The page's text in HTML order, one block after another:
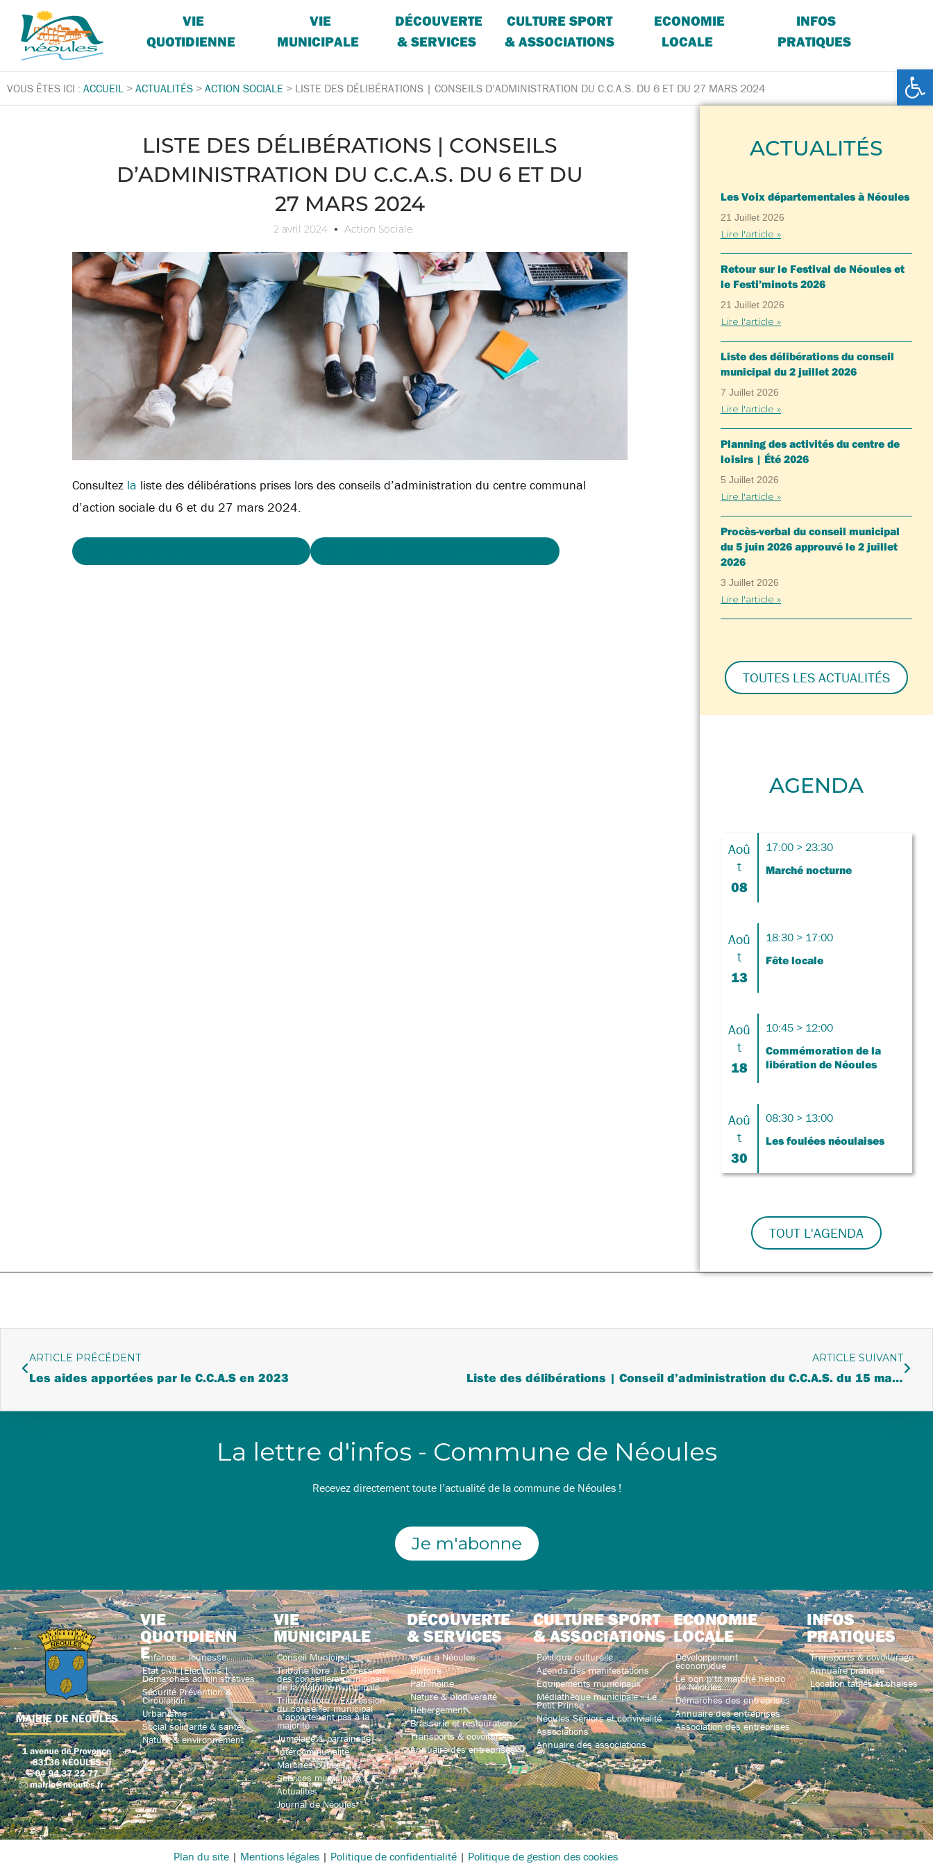
VIE
QUOTIDIENNE
VIE
MUNICIPALE
DÉCOUVERTE
& SERVICES
CULTURE SPORT
& ASSOCIATIONS
ECONOMIE
LOCALE
INFOS
PRATIQUES
VOUS ÊTES ICI : ACCUEIL > ACTUALITÉS > ACTION SOCIALE > LISTE DES DÉLIBÉRATIONS | CONSEILS D’ADMINISTRATION DU C.C.A.S. DU 6 ET DU 27 MARS 2024
LISTE DES DÉLIBÉRATIONS | CONSEILS
D’ADMINISTRATION DU C.C.A.S. DU 6 ET DU
27 MARS 2024
2 avril 2024 Action Sociale
Consultez la liste des délibérations prises lors des conseils d’administration du centre communal
d’action sociale du 6 et du 27 mars 2024.
ACTUALITÉS
Les Voix départementales à Néoules
21 Juillet 2026
Lire l'article »
Retour sur le Festival de Néoules et
le Festi’minots 2026
21 Juillet 2026
Lire l'article »
Liste des délibérations du conseil
municipal du 2 juillet 2026
7 Juillet 2026
Lire l'article »
Planning des activités du centre de
loisirs | Été 2026
5 Juillet 2026
Lire l'article »
Procès-verbal du conseil municipal
du 5 juin 2026 approuvé le 2 juillet
2026
3 Juillet 2026
Lire l'article »
TOUTES LES ACTUALITÉS
AGENDA
Aoû
t
08
17:00 > 23:30
Marché nocturne
Aoû
t
13
18:30 > 17:00
Fête locale
Aoû
t
18
10:45 > 12:00
Commémoration de la
libération de Néoules
Aoû
t
30
08:30 > 13:00
Les foulées néoulaises
TOUT L'AGENDA
ARTICLE PRÉCÉDENT
Les aides apportées par le C.C.A.S en 2023
ARTICLE SUIVANT
Liste des délibérations | Conseil d’administration du C.C.A.S. du 15 mai 2024
La lettre d'infos - Commune de Néoules
Recevez directement toute l’actualité de la commune de Néoules !
Je m'abonne
VIE
QUOTIDIENN
E
Enfance – Jeunesse
Etat civil |Elections |
Démarches administratives
Sécurité Prévention &
Circulation
Urbanisme
Social solidarité & santé
Nature & environnement
VIE
MUNICIPALE
Conseil Municipal
Tribune libre | Expression
des conseillers municipaux
de la majorité municipale
Tribune libre | Expression
du conseiller municipal
n’appartenant pas à la
majorité
Jumelage & parrainage
Intercommunalité
Marchés publics
Services municipaux
Actualités
Journal de Néoules
DÉCOUVERTE
& SERVICES
Venir à Néoules
Histoire
Patrimoine
Nature & biodiversité
Hébergement
Brasserie et restauration
Transports & covoiturage
Annuaire des entreprises
CULTURE SPORT
& ASSOCIATIONS
Politique culturelle
Agenda des manifestations
Équipements municipaux
Médiathèque municipale « Le
Petit Prince »
Néoules Séniors et convivialité
Associations
Annuaire des associations
ECONOMIE
LOCALE
Développement
économique
Le bon p’tit marché hebdo
de Néoules
Démarches des entreprises
Annuaire des entreprises
Association des entreprises
INFOS
PRATIQUES
Transports & covoiturage
Annuaire pratique
Location tables et chaises
Plan du site | Mentions légales | Politique de confidentialité | Politique de gestion des cookies